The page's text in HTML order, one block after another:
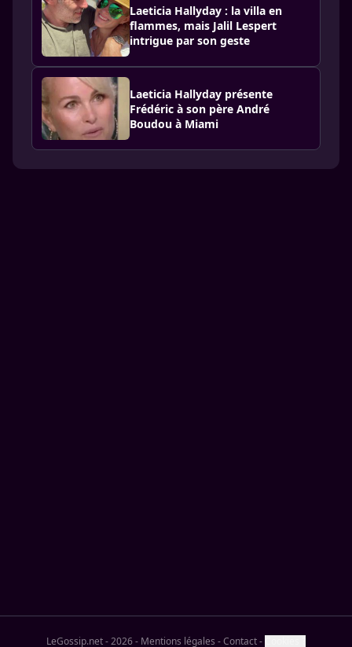
Laeticia Hallyday : la villa en
flammes, mais Jalil Lespert
intrigue par son geste
Laeticia Hallyday présente
Frédéric à son père André
Boudou à Miami
LeGossip.net - 2026- Mentions légales -Contact-